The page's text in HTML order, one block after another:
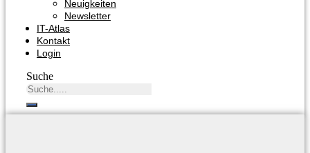
Neuigkeiten
Newsletter
IT-Atlas
Kontakt
Login
Suche